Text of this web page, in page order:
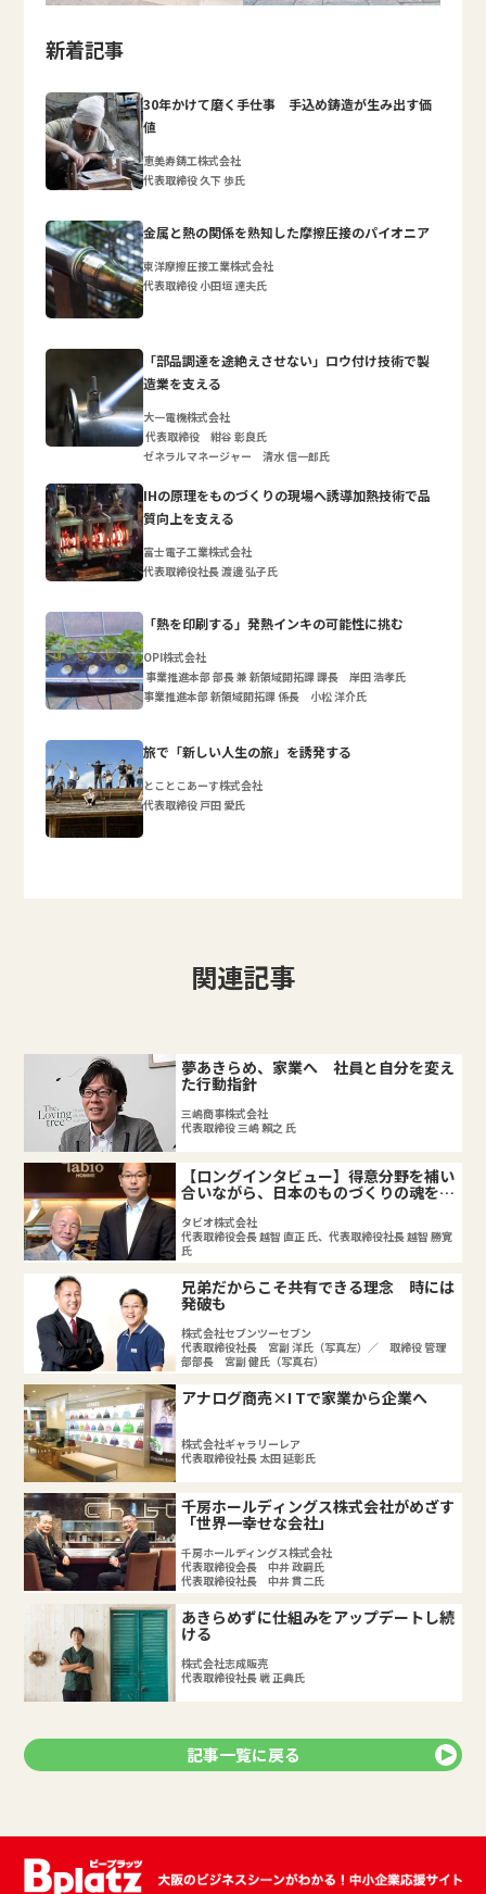
新着記事
30年かけて磨く手仕事 手込め鋳造が生み出す価
値
恵美寿鋳工株式会社
代表取締役 久下 歩氏
金属と熱の関係を熟知した摩擦圧接のパイオニア
東洋摩擦圧接工業株式会社
代表取締役 小田垣 達夫氏
「部品調達を途絶えさせない」ロウ付け技術で製
造業を支える
大一電機株式会社
代表取締役 紺谷 彰良氏
ゼネラルマネージャー 清水 信一郎氏
IHの原理をものづくりの現場へ誘導加熱技術で品
質向上を支える
富士電子工業株式会社
代表取締役社長 渡邊 弘子氏
「熱を印刷する」発熱インキの可能性に挑む
OPI株式会社
事業推進本部 部長 兼 新領域開拓課 課長 岸田 浩孝氏
事業推進本部 新領域開拓課 係長 小松 洋介氏
旅で「新しい人生の旅」を誘発する
とことこあーす株式会社
代表取締役 戸田 愛氏
関連記事
夢あきらめ、家業へ 社員と自分を変え
た行動指針
三嶋商事株式会社
代表取締役 三嶋 賴之 氏
【ロングインタビュー】得意分野を補い
合いながら、日本のものづくりの魂を守
タビオ株式会社
代表取締役会長 越智 直正 氏、代表取締役社長 越智 勝寛
氏
兄弟だからこそ共有できる理念 時には
発破も
株式会社セブンツーセブン
代表取締役社長 宮副 洋氏（写真左）／ 取締役 管理
部部長 宮副 健氏（写真右）
アナログ商売×I Tで家業から企業へ
株式会社ギャラリーレア
代表取締役社長 太田 延彰氏
千房ホールディングス株式会社がめざす
「世界一幸せな会社」
千房ホールディングス株式会社
代表取締役会長 中井 政嗣氏
代表取締役社長 中井 貫二氏
あきらめずに仕組みをアップデートし続
ける
株式会社志成販売
代表取締役社長 戦 正典氏
記事一覧に戻る